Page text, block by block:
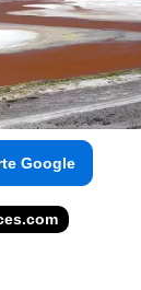
Google